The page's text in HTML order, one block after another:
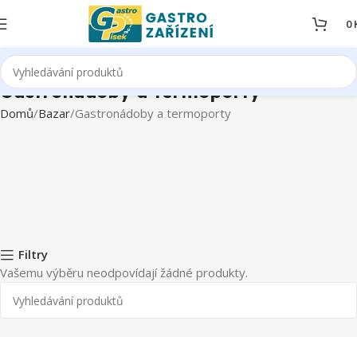
0
Gastronádoby a termoporty
Domů Bazar Gastronádoby a termoporty
Filtry
Vašemu výběru neodpovídají žádné produkty.